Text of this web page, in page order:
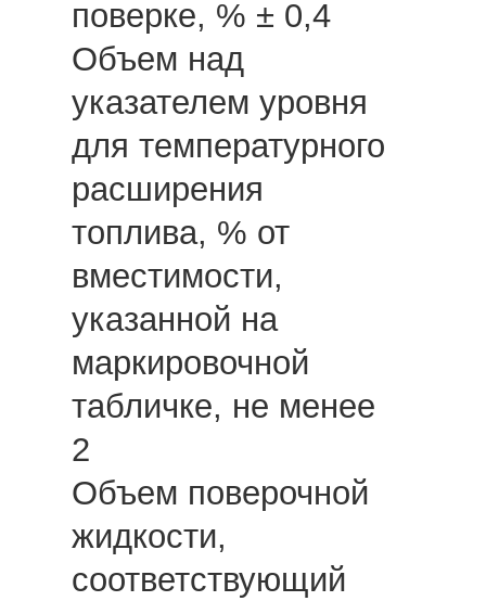
поверке, % ± 0,4
Объем над
указателем уровня
для температурного
расширения
топлива, % от
вместимости,
указанной на
маркировочной
табличке, не менее
2
Объем поверочной
жидкости,
соответствующий